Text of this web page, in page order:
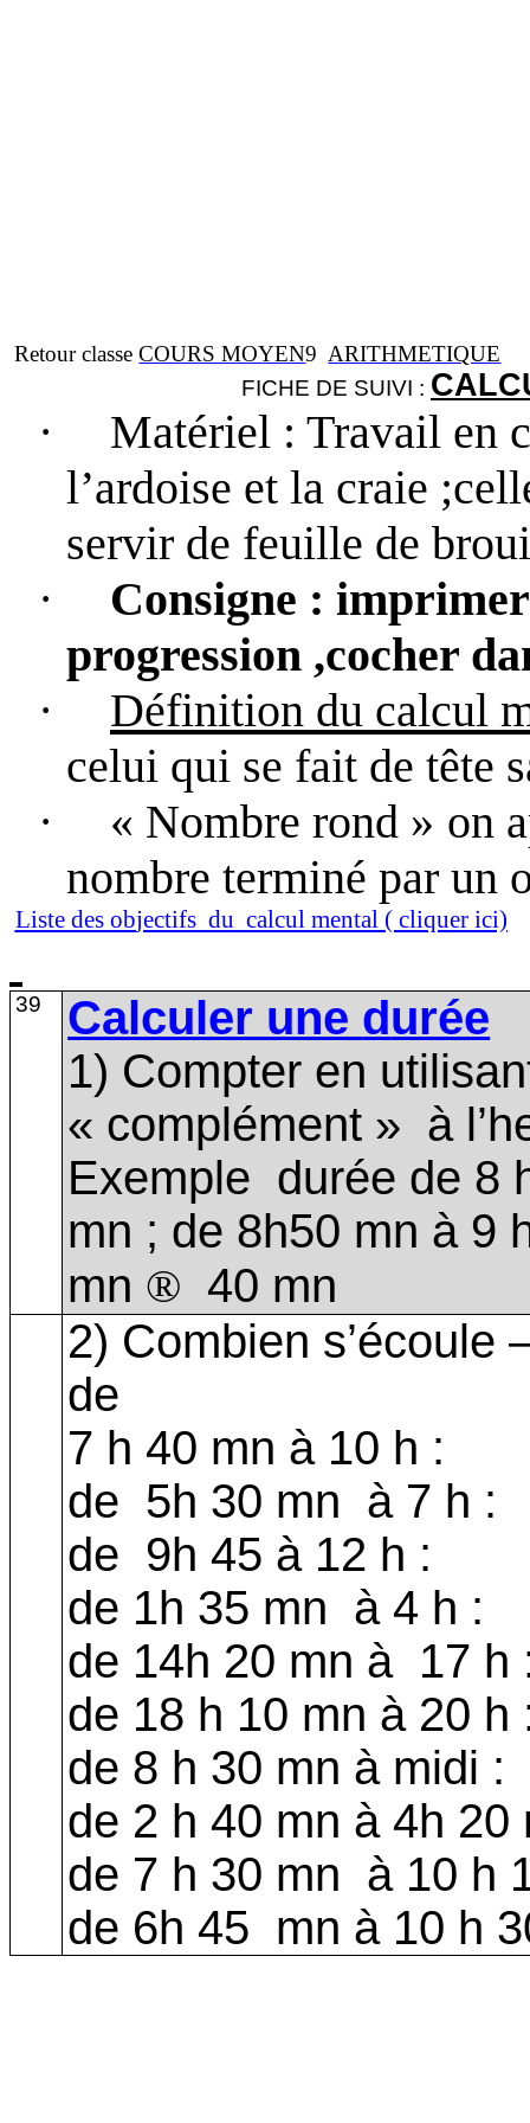
Retour classeCOURS MOYEN9 ARITHMETIQUE
FICHE DE SUIVI :
· Matériel : Travail en
l’ardoise et la craie
servir de feuille de
·
Consigne :
progression ,cocher
·
Définition du calcul
celui qui se fait de tête
·
« Nombre rond » on
nombre terminé par un
Liste des objectifs du calcul mental ( cliquer ici)
39 Calculer une durée
1) Compter en
« complément » à
Exemple durée de 8
mn ; de 8h50 mn à 9
mn ® 40 mn
2) Combien s’écoule
de
7 h 40 mn à 10 h :
de 5h 30 mn à 7 h :
de 9h 45 à 12 h :
de 1h 35 mn à 4 h :
de 14h 20 mn à 17 h
de 18 h 10 mn à 20 h
de 8 h 30 mn à midi :
de 2 h 40 mn à 4h 20
de 7 h 30 mn à 10 h
de 6h 45 mn à 10 h